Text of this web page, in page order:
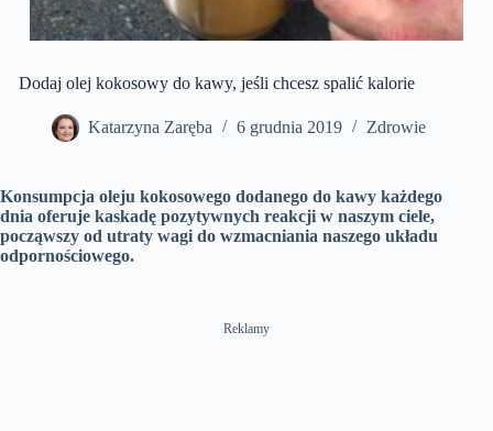
Dodaj olej kokosowy do kawy, jeśli chcesz spalić kalorie
Katarzyna Zaręba 6 grudnia 2019 Zdrowie
Konsumpcja oleju kokosowego dodanego do kawy każdego
dnia oferuje kaskadę pozytywnych reakcji w naszym ciele,
począwszy od utraty wagi do wzmacniania naszego układu
odpornościowego.
Reklamy